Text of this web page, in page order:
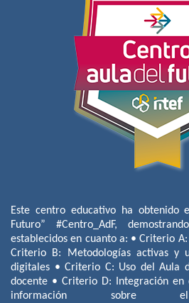
Este centro educativo ha obtenido
Futuro” #Centro_AdF,
establecidos en cuanto a: • Criterio
Criterio B: Metodologías activas y
digitales • Criterio C: Uso del Aula
docente • Criterio D: Integración
información sobre el